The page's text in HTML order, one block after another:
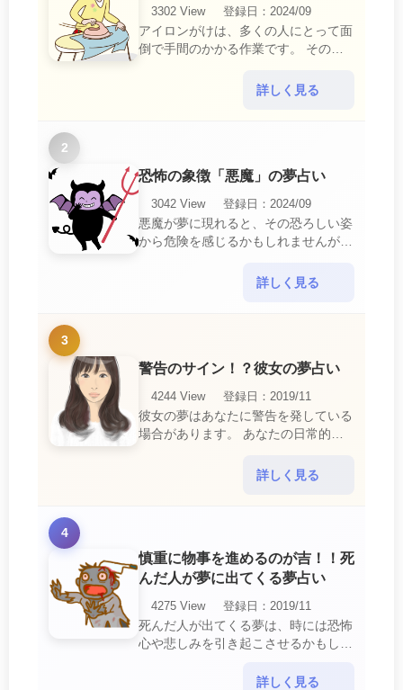
3302 View
登録日：2024/09
アイロンがけは、多くの人にとって面
倒で手間のかかる作業です。 そのた
中で感じるわずらわしさやストレスか
詳しく見る
2
恐怖の象徴「悪魔」の夢占い
3042 View
登録日：2024/09
悪魔が夢に現れると、その恐ろしい姿
から危険を感じるかもしれませんが、
詳しく見る
3
警告のサイン！？彼女の夢占い
4244 View
登録日：2019/11
彼女の夢はあなたに警告を発している
場合があります。 あなたの日常的な
詳しく見る
4
慎重に物事を進めるのが吉！！死
んだ人が夢に出てくる夢占い
4275 View
登録日：2019/11
死んだ人が出てくる夢は、時には恐怖
心や悲しみを引き起こさせるかもしれ
意して欲しいメッセージや警告を伝え
詳しく見る